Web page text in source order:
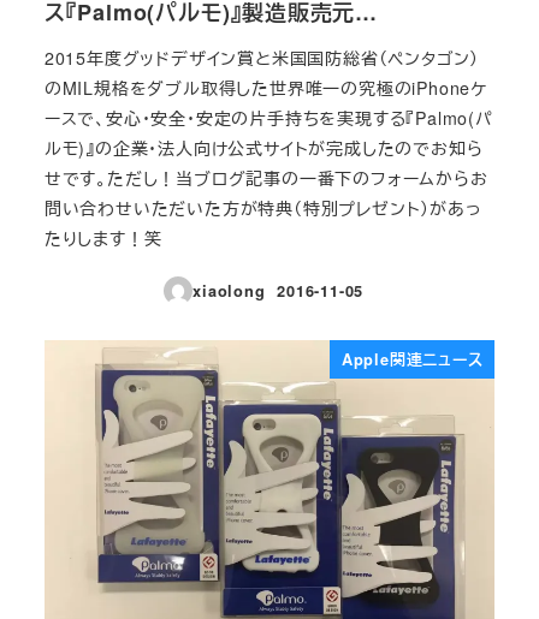
ス『Palmo(パルモ)』製造販売元…
2015年度グッドデザイン賞と米国国防総省（ペンタゴン）
のMIL規格をダブル取得した世界唯一の究極のiPhoneケ
ースで、安心・安全・安定の片手持ちを実現する『Palmo(パ
ルモ)』の企業・法人向け公式サイトが完成したのでお知ら
せです。ただし！当ブログ記事の一番下のフォームからお
問い合わせいただいた方が特典（特別プレゼント）があっ
たりします！笑
xiaolong
投稿日
2016-11-05
Apple関連ニュース